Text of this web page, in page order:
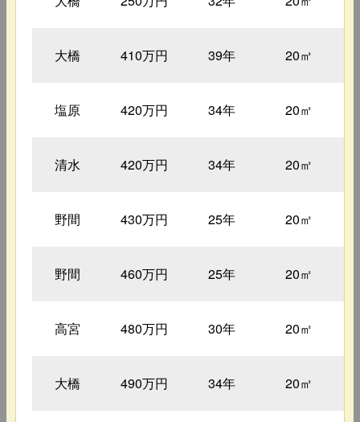
大橋 410万円 39年 20㎡
塩原 420万円 34年 20㎡
清水 420万円 34年 20㎡
野間 430万円 25年 20㎡
野間 460万円 25年 20㎡
高宮 480万円 30年 20㎡
大橋 490万円 34年 20㎡